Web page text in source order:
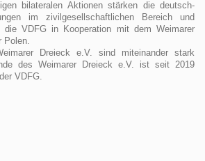
bilateralen Aktionen stärken die deutsch-
im zivilgesellschaftlichen Bereich und
VDFG in Kooperation mit dem Weimarer
Polen.
Dreieck e.V. sind miteinander stark
des Weimarer Dreieck e.V. ist seit 2019
VDFG.